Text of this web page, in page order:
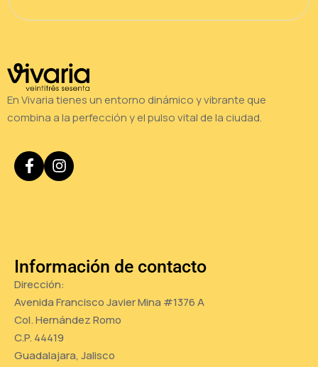
En Vivaria tienes un entorno dinámico y vibrante que
combina a la perfección y el pulso vital de la ciudad.
Información de contacto
Dirección:
Avenida Francisco Javier Mina #1376 A
Col. Hernández Romo
C.P. 44419
Guadalajara, Jalisco